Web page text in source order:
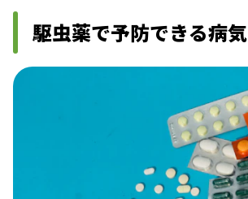
駆虫薬で予防できる病気